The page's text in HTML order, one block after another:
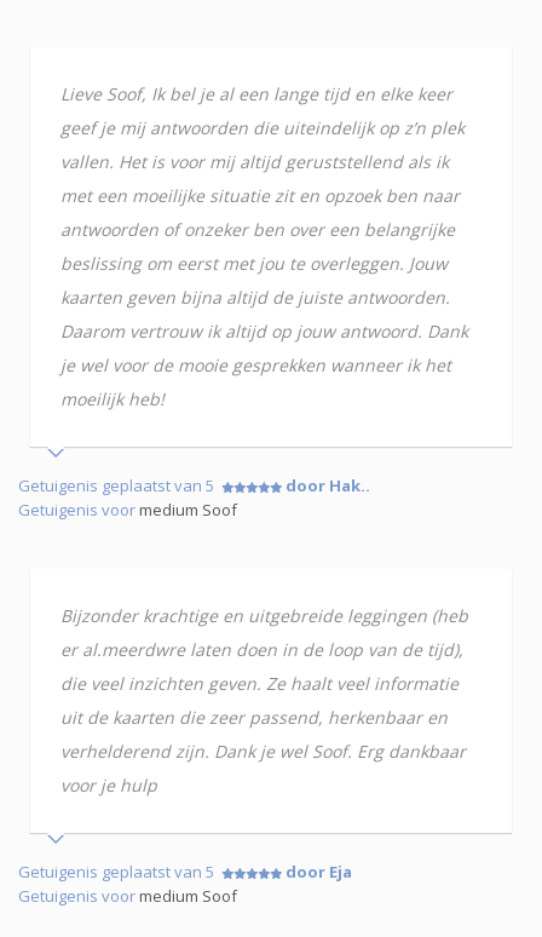
Lieve Soof, Ik bel je al een lange tijd en elke keer
geef je mij antwoorden die uiteindelijk op z’n plek
vallen. Het is voor mij altijd geruststellend als ik
met een moeilijke situatie zit en opzoek ben naar
antwoorden of onzeker ben over een belangrijke
beslissing om eerst met jou te overleggen. Jouw
kaarten geven bijna altijd de juiste antwoorden.
Daarom vertrouw ik altijd op jouw antwoord. Dank
je wel voor de mooie gesprekken wanneer ik het
moeilijk heb!
Getuigenis geplaatst van 5
door Hak..
Getuigenis voormedium Soof
Bijzonder krachtige en uitgebreide leggingen (heb
er al.meerdwre laten doen in de loop van de tijd),
die veel inzichten geven. Ze haalt veel informatie
uit de kaarten die zeer passend, herkenbaar en
verhelderend zijn. Dank je wel Soof. Erg dankbaar
voor je hulp
Getuigenis geplaatst van 5
door Eja
Getuigenis voormedium Soof